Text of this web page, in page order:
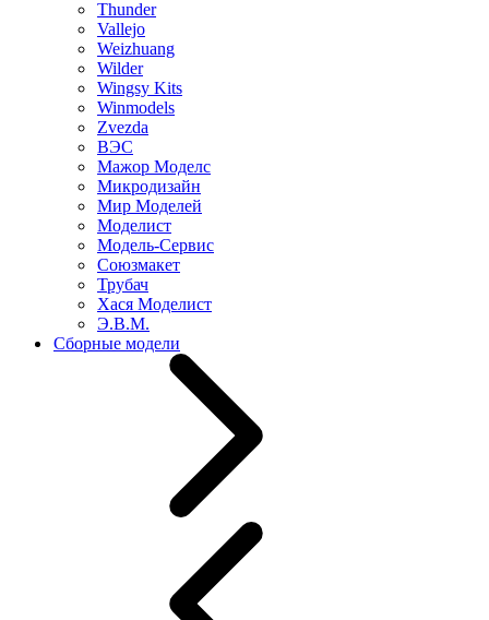
Thunder
Vallejo
Weizhuang
Wilder
Wingsy Kits
Winmodels
Zvezda
ВЭС
Мажор Моделс
Микродизайн
Мир Моделей
Моделист
Модель-Сервис
Союзмакет
Трубач
Хася Моделист
Э.В.М.
Сборные модели